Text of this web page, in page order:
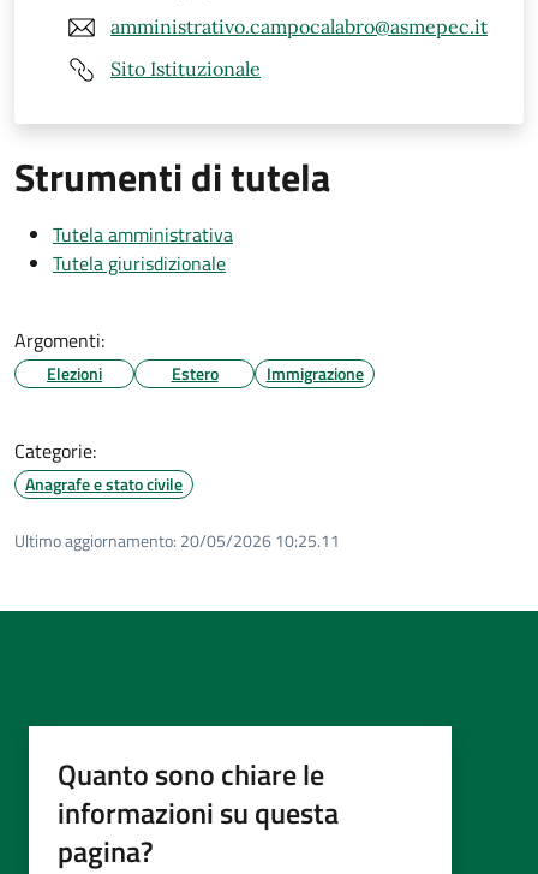
amministrativo.campocalabro@asmepec.it
Sito Istituzionale
Strumenti di tutela
Tutela amministrativa
Tutela giurisdizionale
Argomenti:
Elezioni Estero Immigrazione
Categorie:
Anagrafe e stato civile
Ultimo aggiornamento: 20/05/2026 10:25.11
Quanto sono chiare le
informazioni su questa
pagina?